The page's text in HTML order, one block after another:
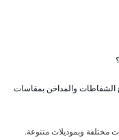
الشفاطات والمداخن بمقاسات
مختلفة وبموديلات متنوعة.